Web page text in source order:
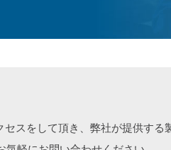
をして頂き、弊社が提供する